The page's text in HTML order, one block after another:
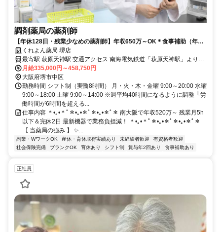
調剤薬局の薬剤師
【年休128日・残業少なめの薬剤師】年収650万～OK＊食事補助（年4
万以上）や奨学金支援あり
くれよん薬局 堺店
最寄駅 萩原天神駅 交通アクセス 南海電気鉄道「萩原天神駅」より車
月給335,000円～458,750円
大阪府堺市中区
勤務時間 シフト制（実働8時間） 月・火・木・金曜 9:00～20:00 水曜
9:00～18:00 土曜 9:00～14:00 ※週平均40時間になるように調整 └労
働時間が6時間を超える...
仕事内容 ＊•｡•＊ﾟ＊•｡•＊ﾟ＊•｡•＊ﾟ＊ 南大阪で年収520万～ 残業月5h
以下＆完休2日 最新機器で業務負担減！ ＊•｡•＊ﾟ＊•｡•＊ﾟ＊•｡•＊ﾟ＊
【 当薬局の強み 】 ✨...
副業・WワークOK 産休・育休取得実績あり 未経験者歓迎
有資格者歓迎
社会保険完備
ブランクOK 育休あり シフト制 賞与年2回あり 食事補助あり
正社員